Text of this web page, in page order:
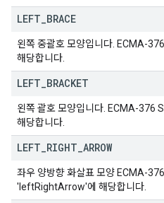
LEFT BRACE
왼쪽 중괄호 모양입니다. ECMA-
해당합니다.
LEFT BRACKET
왼쪽 괄호 모양입니다. ECMA-
해당합니다.
LEFT RIGHT ARROW
좌우 양방향 화살표 모양 ECMA-
'leftRightArrow'에 해당합니다.